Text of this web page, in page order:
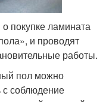
покупке ламината
и проводят
работы.
пол можно
соблюдение